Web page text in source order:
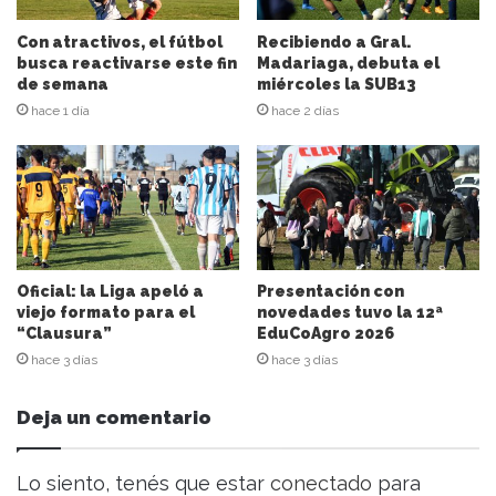
c
i
ó
n
d
c
o
r
r
e
o
e
l
e
c
ó
n
i
Con atractivos, el fútbol
busca reactivarse este fin
de semana
hace 1 día
Recibiendo a Gral.
Madariaga, debuta el
miércoles la SUB13
hace 2 días
Oficial: la Liga apeló a
viejo formato para el
“Clausura”
hace 3 días
Presentación con
novedades tuvo la 12ª
EduCoAgro 2026
hace 3 días
Deja un comentario
Lo siento, tenés que estar conectado para